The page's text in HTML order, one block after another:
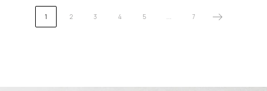
1 2 3 4 5 7